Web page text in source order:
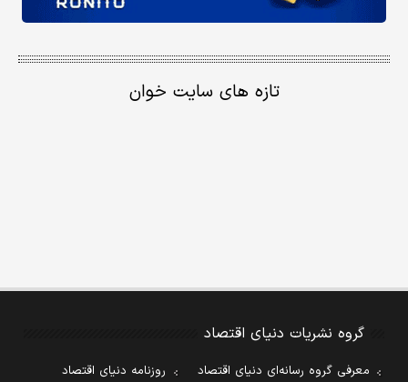
تازه های سایت خوان
گروه نشریات دنیای اقتصاد
معرفی گروه رسانه‌ای دنیای اقتصاد
روزنامه دنیای اقتصاد